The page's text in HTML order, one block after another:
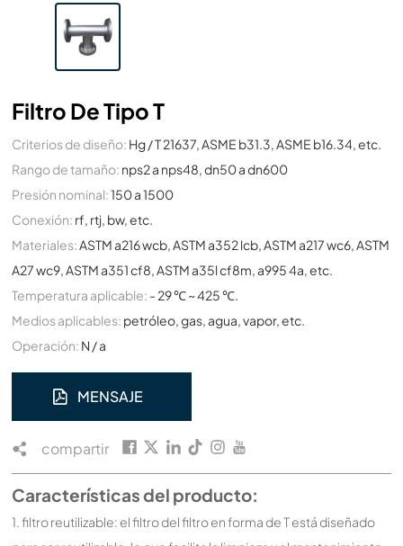
Filtro De Tipo T
Criterios de diseño: Hg / T 21637, ASME b31.3, ASME b16.34, etc.
Rango de tamaño: nps2 a nps48, dn50 a dn600
Presión nominal:150 a 1500
Conexión: rf, rtj, bw, etc.
Materiales: ASTM a216 wcb, ASTM a352 lcb, ASTM a217 wc6, ASTM
A27 wc9, ASTM a351 cf8, ASTM a35l cf8m, a995 4a, etc.
Temperatura aplicable: - 29 ℃ ~ 425 ℃.
Medios aplicables: petróleo, gas, agua, vapor, etc.
Operación: N / a
MENSAJE
compartir
Características del producto:
1. filtro reutilizable: el filtro del filtro en forma de T está diseñado